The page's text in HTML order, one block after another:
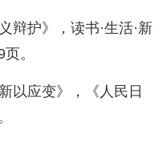
辩护》，读书·生活·新
。
以应变》，《人民日